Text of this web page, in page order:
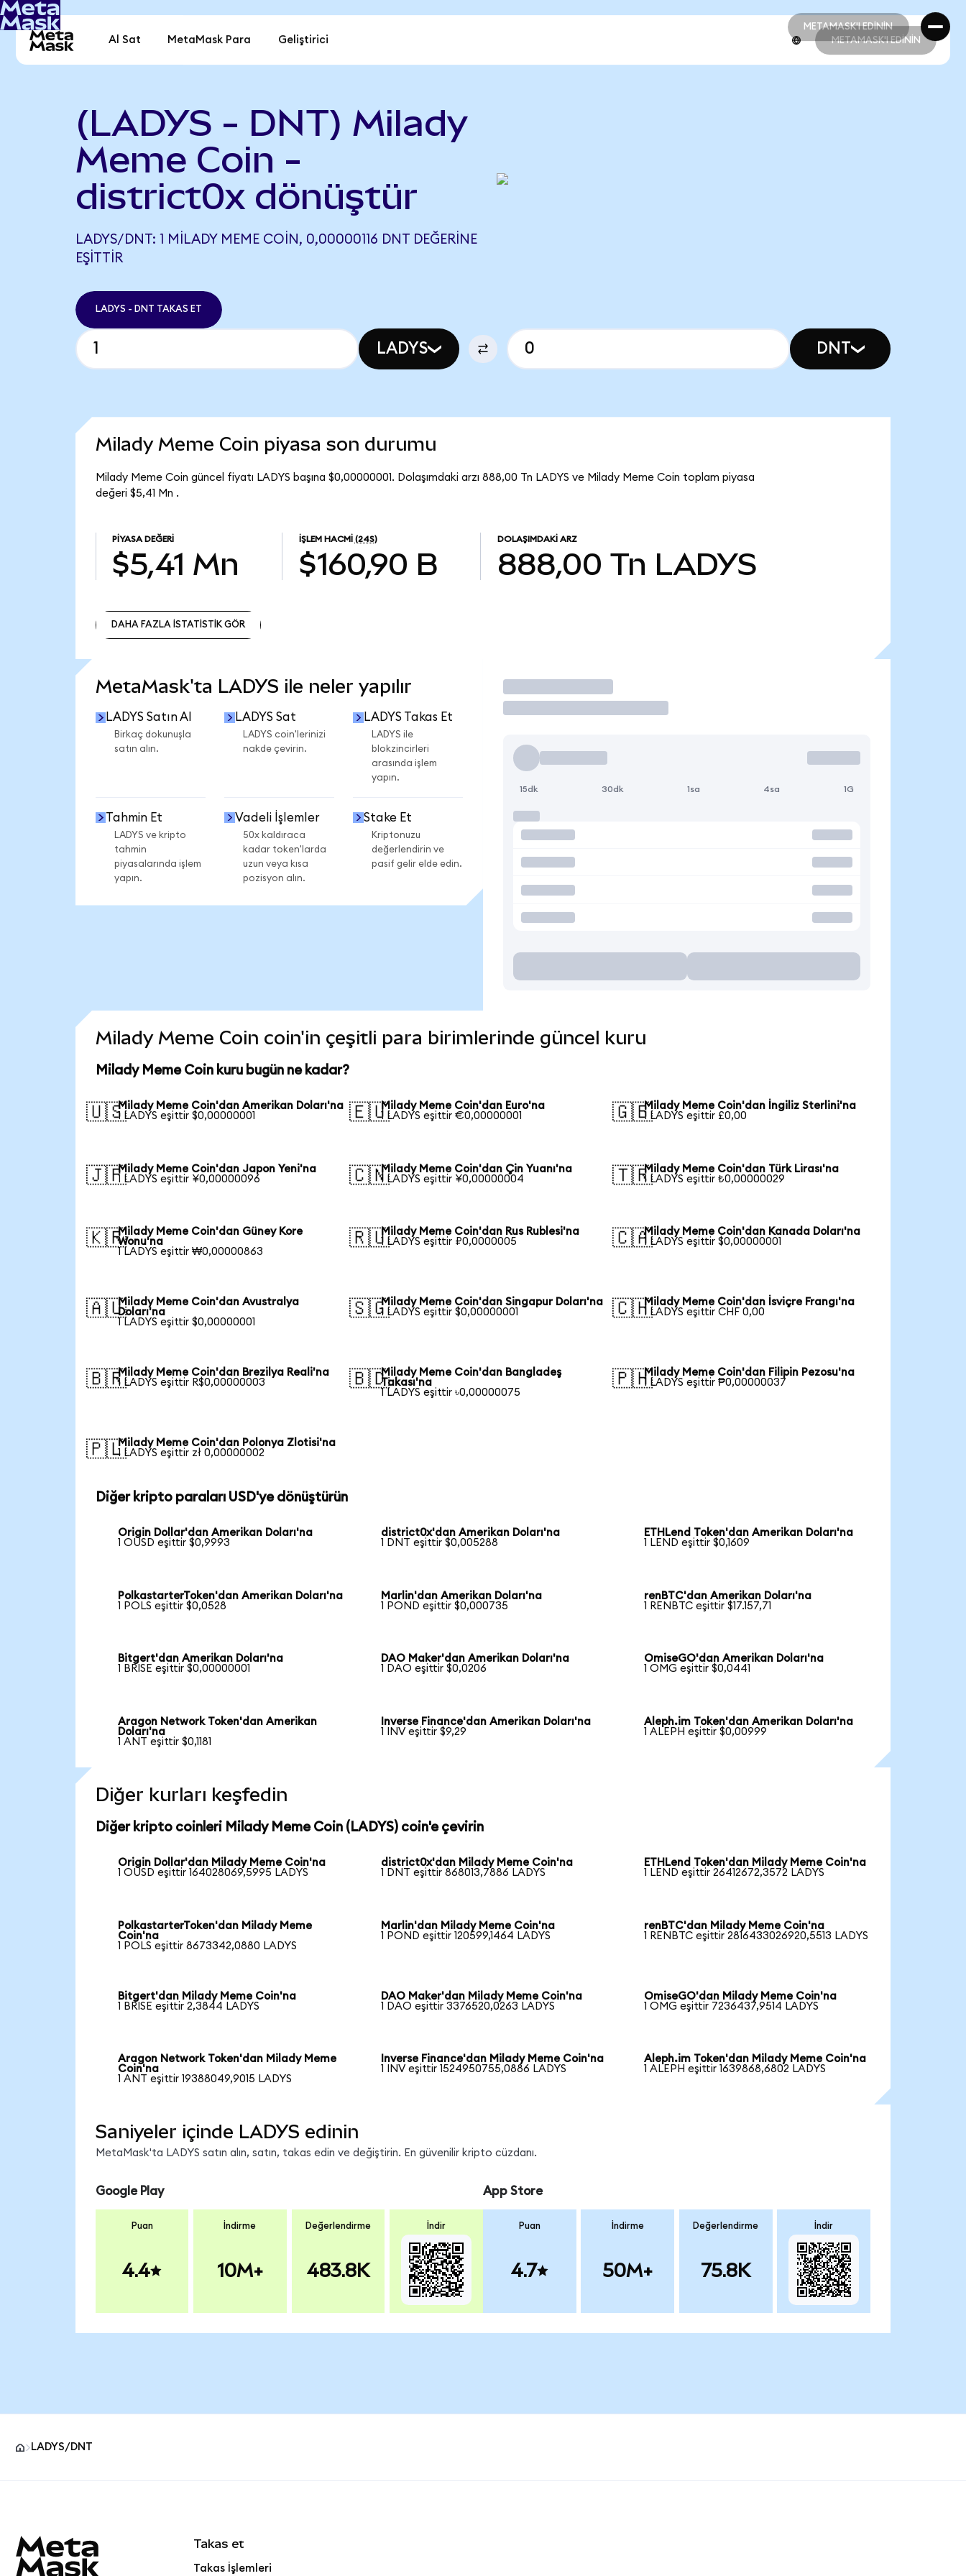
METAMASK'I EDİNİN
METAMASK'I EDİNİN
Al Sat MetaMask Para Geliştirici METAMASK'I EDİNİN
(LADYS - DNT) Milady
Meme Coin -
district0x dönüştür
LADYS/DNT: 1 MILADY MEME COIN, 0,00000116 DNT DEĞERINE
EŞITTIR
LADYS - DNT TAKAS ET
LADYS DNT
Milady Meme Coin piyasa son durumu
Milady Meme Coin güncel fiyatı LADYS başına $0,00000001. Dolaşımdaki arzı 888,00 Tn LADYS ve Milady Meme Coin toplam piyasa
değeri $5,41 Mn .
PIYASA DEĞERI
$5,41 Mn
İŞLEM HACMI (24S)
$160,90 B
DOLAŞIMDAKI ARZ
888,00 Tn LADYS
DAHA FAZLA İSTATİSTİK GÖR
MetaMask'ta LADYS ile neler yapılır
LADYS Satın Al
Birkaç dokunuşla
satın alın.
LADYS Sat
LADYS coin'lerinizi
nakde çevirin.
LADYS Takas Et
LADYS ile
blokzincirleri
arasında işlem
yapın.
Tahmin Et
LADYS ve kripto
tahmin
piyasalarında işlem
yapın.
Vadeli İşlemler
50x kaldıraca
kadar token'larda
uzun veya kısa
pozisyon alın.
Stake Et
Kriptonuzu
değerlendirin ve
pasif gelir elde edin.
İşlem Yap
15dk 30dk 1sa 4sa 1G
Milady Meme Coin coin'in çeşitli para birimlerinde güncel kuru
Milady Meme Coin kuru bugün ne kadar?
🇺🇸Milady Meme Coin'dan Amerikan Doları'na
1 LADYS eşittir $0,00000001
🇪🇺Milady Meme Coin'dan Euro'na
1 LADYS eşittir €0,00000001
🇬🇧Milady Meme Coin'dan İngiliz Sterlini'na
1 LADYS eşittir £0,00
🇯🇵Milady Meme Coin'dan Japon Yeni'na
1 LADYS eşittir ¥0,00000096
🇨🇳Milady Meme Coin'dan Çin Yuanı'na
1 LADYS eşittir ¥0,00000004
🇹🇷Milady Meme Coin'dan Türk Lirası'na
1 LADYS eşittir ₺0,00000029
🇰🇷Milady Meme Coin'dan Güney Kore
Wonu'na
1 LADYS eşittir ₩0,00000863
🇷🇺Milady Meme Coin'dan Rus Rublesi'na
1 LADYS eşittir ₽0,0000005
🇨🇦Milady Meme Coin'dan Kanada Doları'na
1 LADYS eşittir $0,00000001
🇦🇺Milady Meme Coin'dan Avustralya
Doları'na
1 LADYS eşittir $0,00000001
🇸🇬Milady Meme Coin'dan Singapur Doları'na
1 LADYS eşittir $0,00000001
🇨🇭Milady Meme Coin'dan İsviçre Frangı'na
1 LADYS eşittir CHF 0,00
🇧🇷Milady Meme Coin'dan Brezilya Reali'na
1 LADYS eşittir R$0,00000003
🇧🇩Milady Meme Coin'dan Bangladeş
Takası'na
1 LADYS eşittir ৳0,00000075
🇵🇭Milady Meme Coin'dan Filipin Pezosu'na
1 LADYS eşittir ₱0,00000037
🇵🇱Milady Meme Coin'dan Polonya Zlotisi'na
1 LADYS eşittir zł 0,00000002
Diğer kripto paraları USD'ye dönüştürün
Origin Dollar'dan Amerikan Doları'na
1 OUSD eşittir $0,9993
district0x'dan Amerikan Doları'na
1 DNT eşittir $0,005288
ETHLend Token'dan Amerikan Doları'na
1 LEND eşittir $0,1609
PolkastarterToken'dan Amerikan Doları'na
1 POLS eşittir $0,0528
Marlin'dan Amerikan Doları'na
1 POND eşittir $0,000735
renBTC'dan Amerikan Doları'na
1 RENBTC eşittir $17.157,71
Bitgert'dan Amerikan Doları'na
1 BRISE eşittir $0,00000001
DAO Maker'dan Amerikan Doları'na
1 DAO eşittir $0,0206
OmiseGO'dan Amerikan Doları'na
1 OMG eşittir $0,0441
Aragon Network Token'dan Amerikan
Doları'na
1 ANT eşittir $0,1181
Inverse Finance'dan Amerikan Doları'na
1 INV eşittir $9,29
Aleph.im Token'dan Amerikan Doları'na
1 ALEPH eşittir $0,00999
Diğer kurları keşfedin
Diğer kripto coinleri Milady Meme Coin (LADYS) coin'e çevirin
Origin Dollar'dan Milady Meme Coin'na
1 OUSD eşittir 164028069,5995 LADYS
district0x'dan Milady Meme Coin'na
1 DNT eşittir 868013,7886 LADYS
ETHLend Token'dan Milady Meme Coin'na
1 LEND eşittir 26412672,3572 LADYS
PolkastarterToken'dan Milady Meme
Coin'na
1 POLS eşittir 8673342,0880 LADYS
Marlin'dan Milady Meme Coin'na
1 POND eşittir 120599,1464 LADYS
renBTC'dan Milady Meme Coin'na
1 RENBTC eşittir 2816433026920,5513 LADYS
Bitgert'dan Milady Meme Coin'na
1 BRISE eşittir 2,3844 LADYS
DAO Maker'dan Milady Meme Coin'na
1 DAO eşittir 3376520,0263 LADYS
OmiseGO'dan Milady Meme Coin'na
1 OMG eşittir 7236437,9514 LADYS
Aragon Network Token'dan Milady Meme
Coin'na
1 ANT eşittir 19388049,9015 LADYS
Inverse Finance'dan Milady Meme Coin'na
1 INV eşittir 1524950755,0886 LADYS
Aleph.im Token'dan Milady Meme Coin'na
1 ALEPH eşittir 1639868,6802 LADYS
Saniyeler içinde LADYS edinin
MetaMask'ta LADYS satın alın, satın, takas edin ve değiştirin. En güvenilir kripto cüzdanı.
Google Play
Puan
4.4
İndirme
10M+
Değerlendirme
483.8K
İndir
App Store
Puan
4.7
İndirme
50M+
Değerlendirme
75.8K
İndir
LADYS/DNT
Takas et
Takas İşlemleri